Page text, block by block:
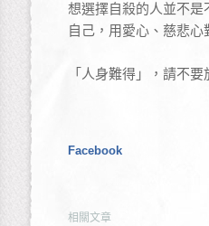
想選擇自殺的人並不
自己，用愛心、慈悲
「人身難得」，請不要
Facebook
相關文章